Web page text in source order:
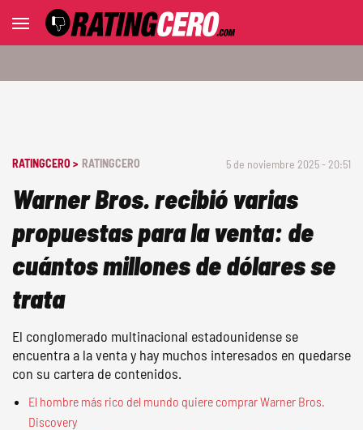
RATINGCERO > RATINGCERO 5 de noviembre 2025 - 20:51
Warner Bros. recibió varias
propuestas para la venta: de
cuántos millones de dólares se
trata
El conglomerado multinacional estadounidense se
encuentra a la venta y hay muchos interesados en quedarse
con su cartera de contenidos.
El hombre más rico del mundo quiere comprar Warner Bros.
Discovery